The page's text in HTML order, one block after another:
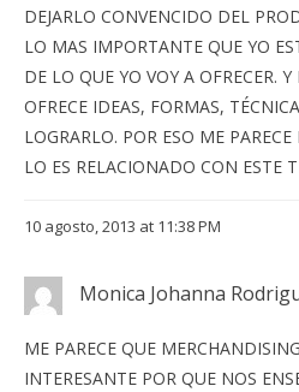
DEJARLO CONVENCIDO DEL
LO MAS IMPORTANTE QUE YO
DE LO QUE YO VOY A OFRECER.
OFRECE IDEAS, FORMAS,
LOGRARLO. POR ESO ME
LO ES RELACIONADO CON ESTE
10 agosto, 2013 at 11:38 PM
Monica Johanna
ME PARECE QUE
INTERESANTE POR QUE NOS